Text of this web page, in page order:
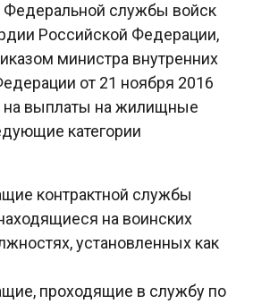
службы войск
Российской Федерации,
министра внутренних
от 21 ноября 2016
на выплаты на жилищные
категории
контрактной службы
на воинских
установленных как
проходящие в службу по